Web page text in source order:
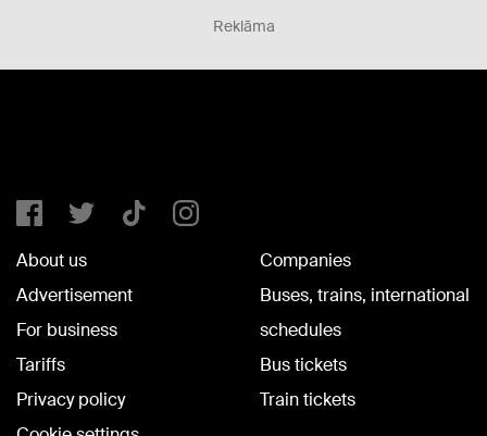
Reklāma
About us
Advertisement
For business
Tariffs
Privacy policy
Companies
Buses, trains, international
schedules
Bus tickets
Train tickets